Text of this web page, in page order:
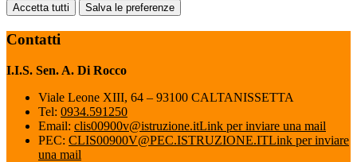
Accetta tutti Salva le preferenze
Contatti
I.I.S. Sen. A. Di Rocco
Viale Leone XIII, 64 – 93100 CALTANISSETTA
Tel: 0934.591250
Email: clis00900v@istruzione.itLink per inviare una mail
PEC: CLIS00900V@PEC.ISTRUZIONE.ITLink per inviare
una mail